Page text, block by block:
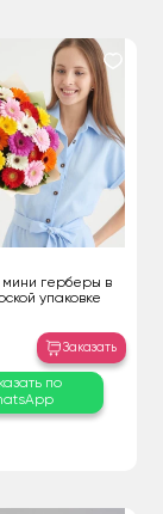
мини герберы в
упаковке
Заказать
по